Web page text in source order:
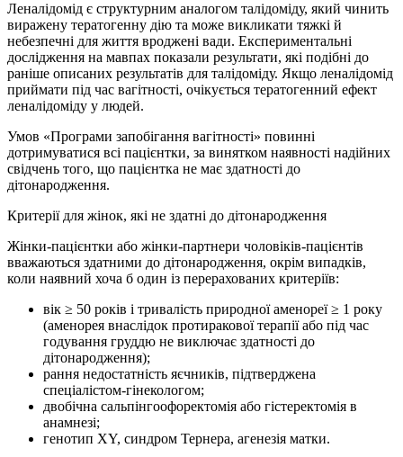
Леналідомід є структурним аналогом талідоміду, який чинить
виражену тератогенну дію та може викликати тяжкі й
небезпечні для життя вроджені вади. Експериментальні
дослідження на мавпах показали результати, які подібні до
раніше описаних результатів для талідоміду. Якщо леналідомід
приймати під час вагітності, очікується тератогенний ефект
леналідоміду у людей.
Умов «Програми запобігання вагітності» повинні
дотримуватися всі пацієнтки, за винятком наявності надійних
свідчень того, що пацієнтка не має здатності до
дітонародження.
Критерії для жінок, які не здатні до дітонародження
Жінки-пацієнтки або жінки-партнери чоловіків-пацієнтів
вважаються здатними до дітонародження, окрім випадків,
коли наявний хоча б один із перерахованих критеріїв:
вік ≥ 50 років і тривалість природної аменореї ≥ 1 року
(аменорея внаслідок протиракової терапії або під час
годування груддю не виключає здатності до
дітонародження);
рання недостатність яєчників, підтверджена
спеціалістом-гінекологом;
двобічна сальпінгоофоректомія або гістеректомія в
анамнезі;
генотип XY, синдром Тернера, агенезія матки.